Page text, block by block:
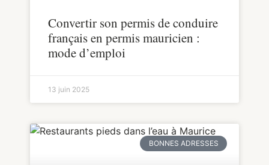
Convertir son permis de conduire
français en permis mauricien :
mode d’emploi
13 juin 2025
BONNES ADRESSES